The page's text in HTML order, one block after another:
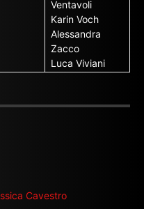
Ventavoli
Karin Voch
Alessandra
Zacco
Luca Viviani
Cavestro